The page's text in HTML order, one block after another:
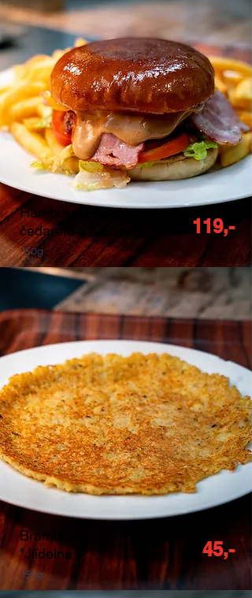
Hamburger s
čedarem a slaninou
119,-
150g
Bramborák
"Jíídelna"
45,-
150g